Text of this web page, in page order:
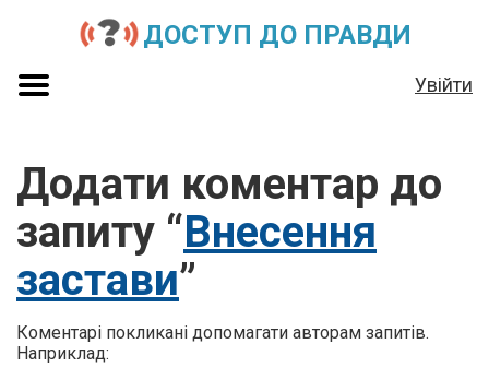
ДОСТУП ДО ПРАВДИ
Увійти
Додати коментар до
запиту “Внесення
застави”
Коментарі покликані допомагати авторам запитів.
Наприклад: